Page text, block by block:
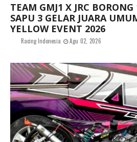
TEAM GMJ1 X JRC
SAPU 3 GELAR JUARA
YELLOW EVENT 2026
Racing Indonesia Agu 02, 2026